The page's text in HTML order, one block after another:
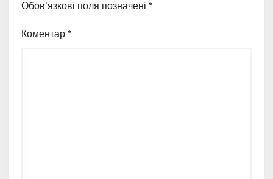
Обов’язкові поля позначені *
Коментар *